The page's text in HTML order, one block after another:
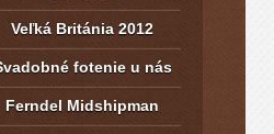
Veľká Británia 2012
fotenie u nás
Ferndel Midshipman